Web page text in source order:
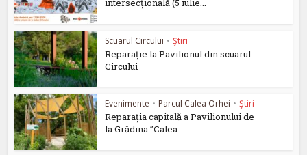
intersecțională (5 iulie...
Scuarul Circului • Ştiri
Reparație la Pavilionul din scuarul
Circului
Evenimente • Parcul Calea Orhei • Ştiri
Reparația capitală a Pavilionului de
la Grădina ”Calea...